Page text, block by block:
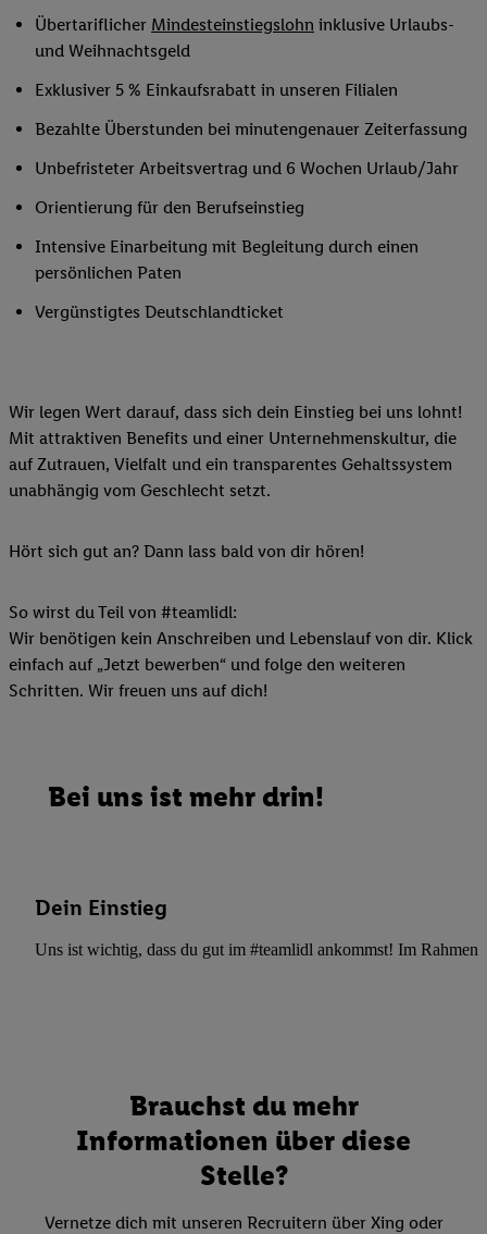
Übertariflicher Mindesteinstiegslohn inklusive Urlaubs-
und Weihnachtsgeld
Exklusiver 5 % Einkaufsrabatt in unseren Filialen
Bezahlte Überstunden bei minutengenauer Zeiterfassung
Unbefristeter Arbeitsvertrag und 6 Wochen Urlaub/Jahr
Orientierung für den Berufseinstieg
Intensive Einarbeitung mit Begleitung durch einen
persönlichen Paten
Vergünstigtes Deutschlandticket
Wir legen Wert darauf, dass sich dein Einstieg bei uns lohnt!
Mit attraktiven Benefits und einer Unternehmenskultur, die
auf Zutrauen, Vielfalt und ein transparentes Gehaltssystem
unabhängig vom Geschlecht setzt.
Hört sich gut an? Dann lass bald von dir hören!
So wirst du Teil von #teamlidl:
Wir benötigen kein Anschreiben und Lebenslauf von dir. Klick
einfach auf „Jetzt bewerben“ und folge den weiteren
Schritten. Wir freuen uns auf dich!
Bei uns ist mehr drin!
Dein Einstieg
Uns ist wichtig, dass du gut im #teamlidl ankommst! Im Rahmen
Brauchst du mehr
Informationen über diese
Stelle?
Vernetze dich mit unseren Recruitern über Xing oder